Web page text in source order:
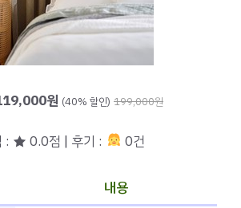
원 (40% 할인) 199,000원
: ★ 0.0점 | 후기 : 0건
내용